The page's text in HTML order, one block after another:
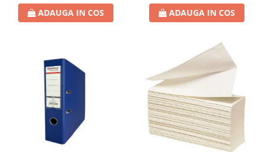
Odorizante cameră/auto
Odorizante toaletă
Saci menajeri
Detergenți și balsam de rufe
Dispensere/dozatoare
ADAUGA IN COS ADAUGA IN COS